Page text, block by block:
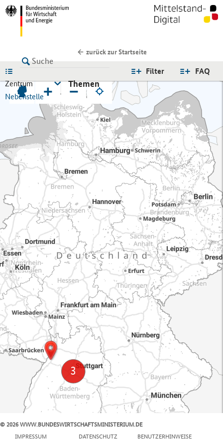
zurück zur Startseite
FAQ
Filter
Zentrum
Nebenstelle
Themen
+ −
© 2026 WWW.BUNDESWIRTSCHAFTSMINISTERIUM.DE
IMPRESSUM
DATENSCHUTZ BENUTZERHINWEISE